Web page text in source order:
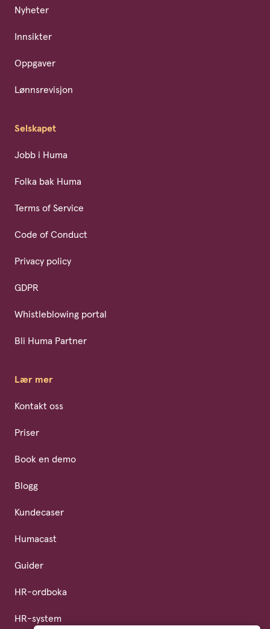
Nyheter
Innsikter
Oppgaver
Lønnsrevisjon
Selskapet
Jobb i Huma
Folka bak Huma
Terms of Service
Code of Conduct
Privacy policy
GDPR
Whistleblowing portal
Bli Huma Partner
Lær mer
Kontakt oss
Priser
Book en demo
Blogg
Kundecaser
Humacast
Guider
HR-ordboka
HR-system